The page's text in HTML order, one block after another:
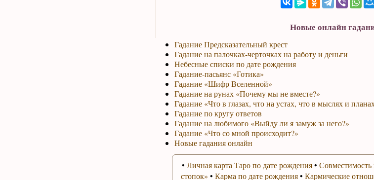
Новые онлайн
Гадание Предсказательный крест
Гадание на палочках-черточках на работу и деньги
Небесные списки по дате рождения
Гадание-пасьянс «Готика»
Гадание «Шифр Вселенной»
Гадание на рунах «Почему мы не вместе?»
Гадание «Что в глазах, что на устах, что в мыслях и
Гадание по кругу ответов
Гадание на любимого «Выйду ли я замуж за него?»
Гадание «Что со мной происходит?»
Новые гадания онлайн
• Личная карта Таро по дате рождения• Совместимость
стопок» • Карма по дате рождения• Кармические